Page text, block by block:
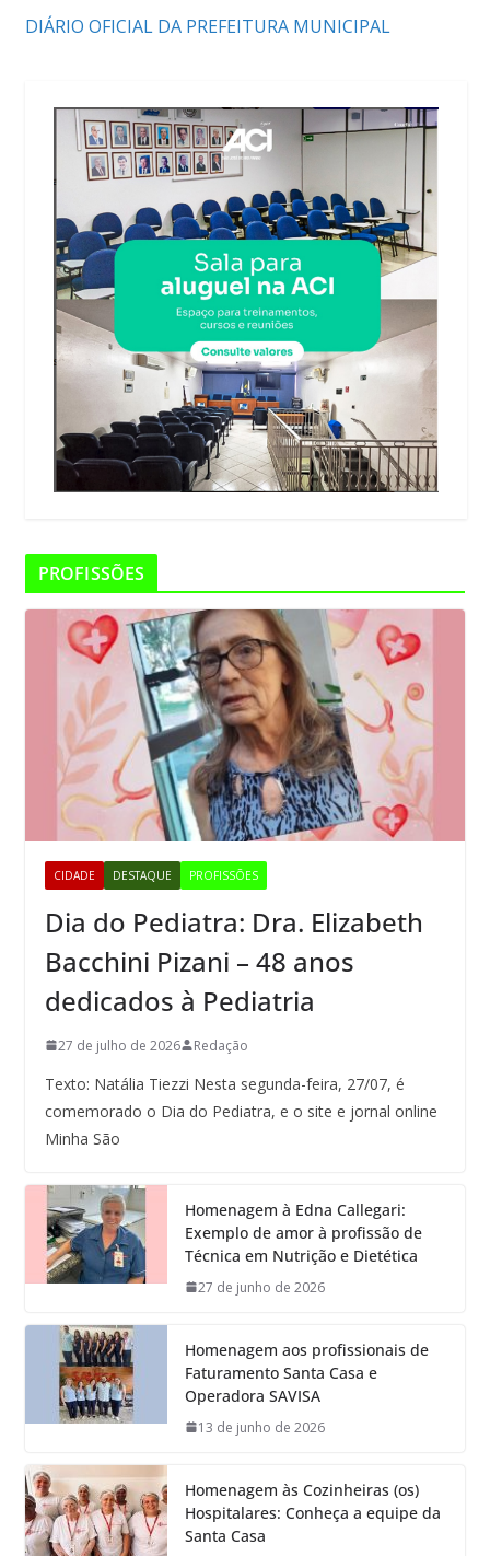
DIÁRIO OFICIAL DA PREFEITURA MUNICIPAL
PROFISSÕES
CIDADE DESTAQUE PROFISSÕES
Dia do Pediatra: Dra. Elizabeth
Bacchini Pizani – 48 anos
dedicados à Pediatria
27 de julho de 2026 Redação
Texto: Natália Tiezzi Nesta segunda-feira, 27/07, é
comemorado o Dia do Pediatra, e o site e jornal online
Minha São
Homenagem à Edna Callegari:
Exemplo de amor à profissão de
Técnica em Nutrição e Dietética
27 de junho de 2026
Homenagem aos profissionais de
Faturamento Santa Casa e
Operadora SAVISA
13 de junho de 2026
Homenagem às Cozinheiras (os)
Hospitalares: Conheça a equipe da
Santa Casa